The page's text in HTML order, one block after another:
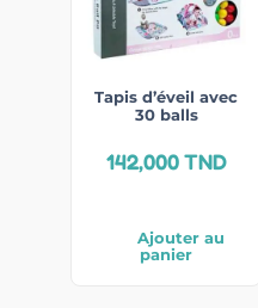
Tapis d’éveil avec
30 balls
142,000TND
Ajouter au
panier